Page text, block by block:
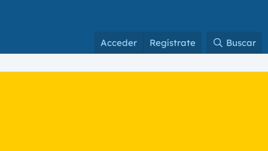
Acceder Regístrate Buscar